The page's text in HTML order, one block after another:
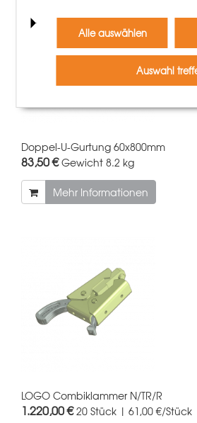
Doppel-U-Gurtung 60x800mm
83,50 €Gewicht 8.2 kg
Mehr Informationen
LOGO Combiklammer N/TR/R
1.220,00 €20 Stück | 61,00 €/Stück
Alle auswählen
Auswahl